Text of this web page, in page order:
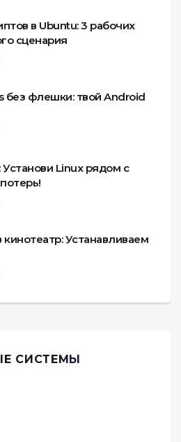
в Ubuntu: 3 рабочих
сценария
без флешки: твой Android
Установи Linux рядом с
Устанавливаем
СИСТЕМЫ